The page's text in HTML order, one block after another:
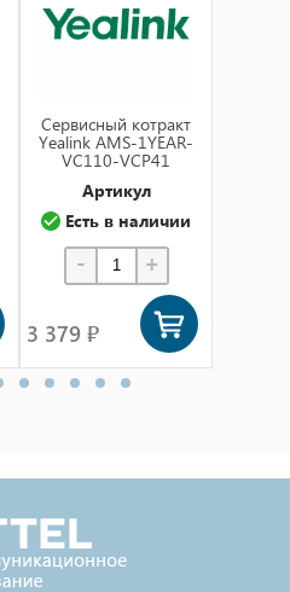
Cервисный котракт
Yealink AMS-1YEAR-
VC110-VCP41
Артикул
Есть в наличии
- +
3 379 ₽